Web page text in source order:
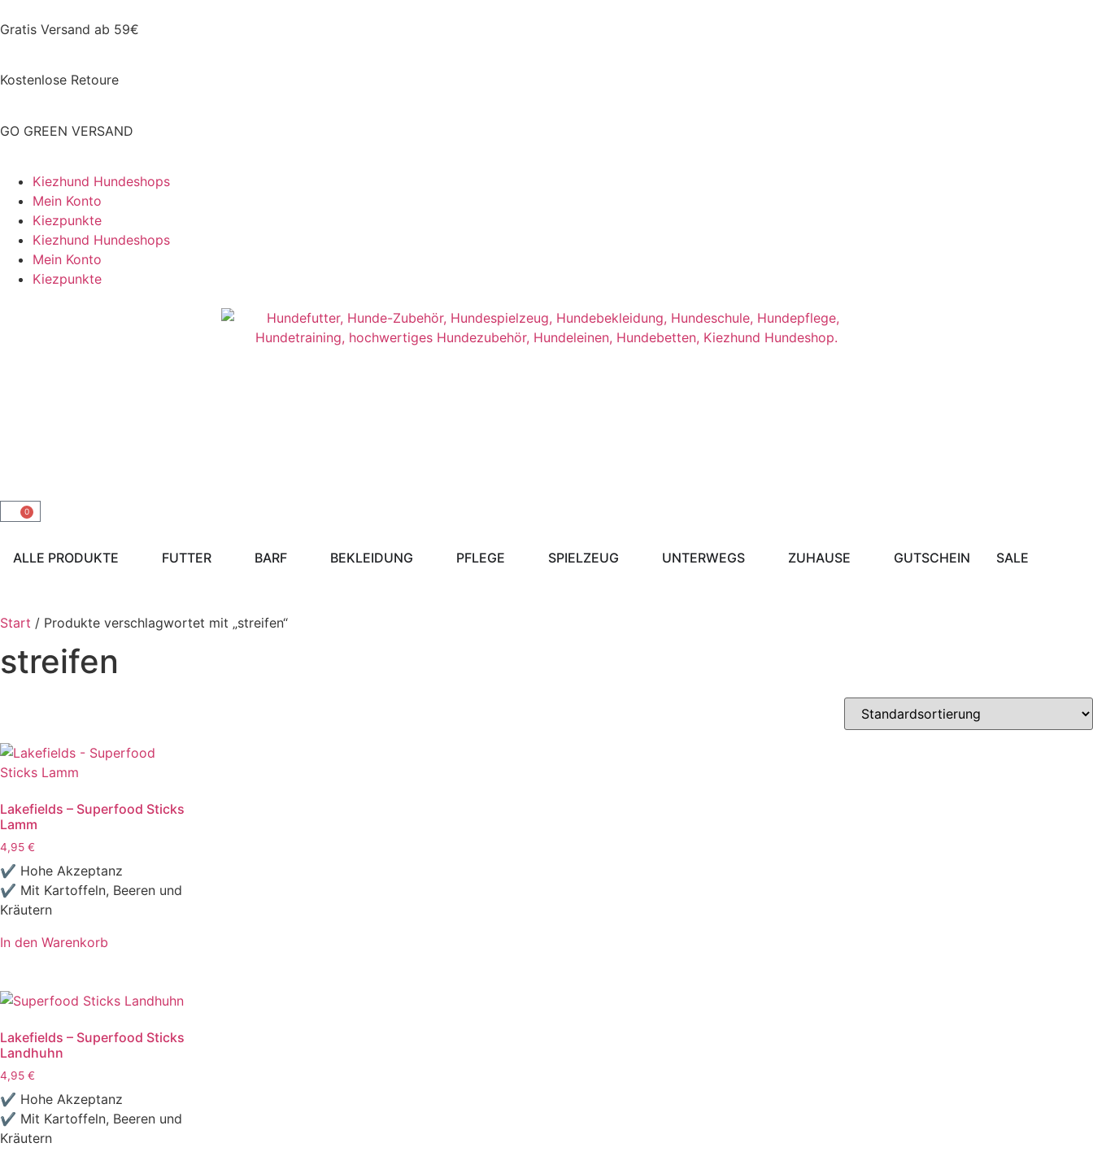
Gratis Versand ab 59€
Kostenlose Retoure
GO GREEN VERSAND
Kiezhund Hundeshops
Mein Konto
Kiezpunkte
Kiezhund Hundeshops
Mein Konto
Kiezpunkte
0
ALLE PRODUKTE FUTTER BARF BEKLEIDUNG PFLEGE SPIELZEUG UNTERWEGS ZUHAUSE GUTSCHEIN SALE
Start / Produkte verschlagwortet mit „streifen“
streifen
Lakefields – Superfood Sticks
Lamm
4,95 €
✔ Hohe Akzeptanz
✔ Mit Kartoffeln, Beeren und
Kräutern
In den Warenkorb
Lakefields – Superfood Sticks
Landhuhn
4,95 €
✔ Hohe Akzeptanz
✔ Mit Kartoffeln, Beeren und
Kräutern